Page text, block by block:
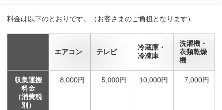
料金は以下のとおりです。（お客さまのご負担となります）
エアコン テレビ
冷蔵庫・
冷凍庫
洗濯機・
衣類乾燥
機
収集運搬
料金
（消費税
別）
8,000円 5,000円 10,000円 7,000円